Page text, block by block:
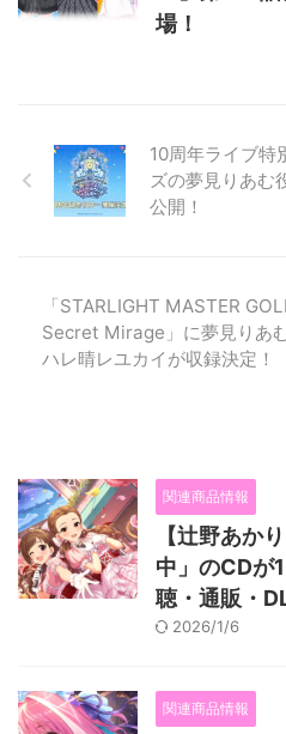
場！
10周年ライブ特
ズの夢見りあむ
公開！
「STARLIGHT MASTER
Secret Mirage」に夢見りあ
ハレ晴レユカイが収録決定！
関連商品情報
【辻野あか
中」のCDが
聴・通販・
2026/1/6
関連商品情報